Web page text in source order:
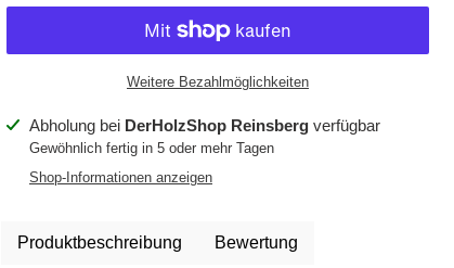
Weitere Bezahlmöglichkeiten
Produkt
zum
Abholung bei DerHolzShop Reinsberg verfügbar
Gewöhnlich fertig in 5 oder mehr Tagen
Shop-Informationen anzeigen
Produktbeschreibung Bewertung